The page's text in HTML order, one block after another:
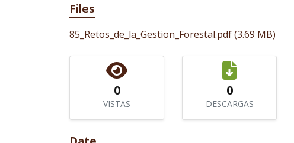
Files
85_Retos_de_la_Gestion_Forestal.pdf(3.69 MB)
0
VISTAS
0
DESCARGAS